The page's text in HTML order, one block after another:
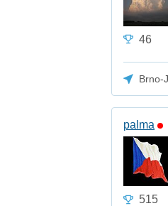
46
Brno-
palma
515